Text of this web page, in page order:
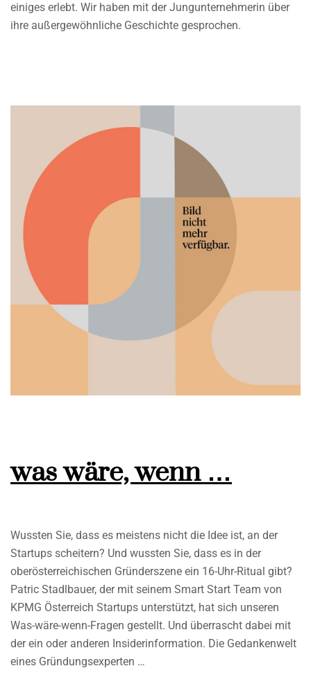
einiges erlebt. Wir haben mit der Jungunternehmerin über
ihre außergewöhnliche Geschichte gesprochen.
was wäre, wenn …
Wussten Sie, dass es meistens nicht die Idee ist, an der
Startups scheitern? Und wussten Sie, dass es in der
oberösterreichischen Gründerszene ein 16-Uhr-Ritual gibt?
Patric Stadlbauer, der mit seinem Smart Start Team von
KPMG Österreich Startups unterstützt, hat sich unseren
Was-wäre-wenn-Fragen gestellt. Und überrascht dabei mit
der ein oder anderen Insiderinformation. Die Gedankenwelt
eines Gründungsexperten …